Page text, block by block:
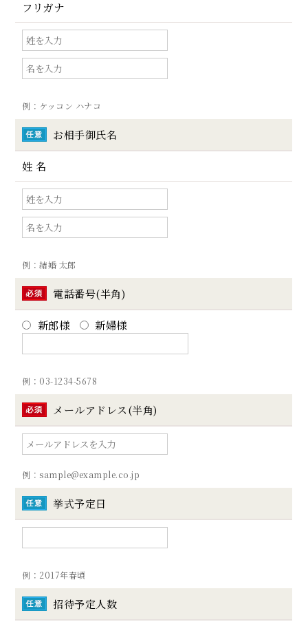
フリガナ
例： ケッコン ハナコ
お相手御氏名
姓 名
例：結婚 太郎
電話番号(半角)
新郎様 新婦様
例：03-1234-5678
メールアドレス(半角)
例：sample@example.co.jp
挙式予定日
例：2017年春頃
招待予定人数